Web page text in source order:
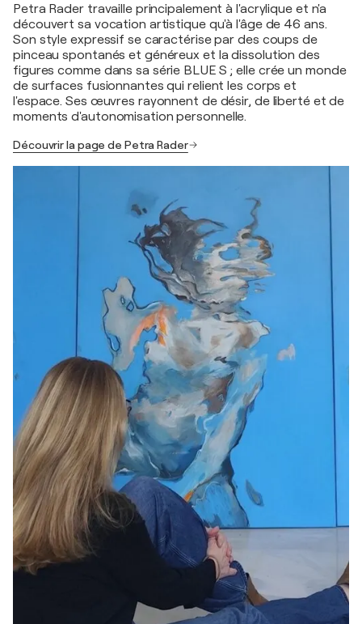
Petra Rader travaille principalement à l'acrylique et n'a
découvert sa vocation artistique qu'à l'âge de 46 ans.
Son style expressif se caractérise par des coups de
pinceau spontanés et généreux et la dissolution des
figures comme dans sa série BLUE S ; elle crée un monde
de surfaces fusionnantes qui relient les corps et
l'espace. Ses œuvres rayonnent de désir, de liberté et de
moments d'autonomisation personnelle.
Découvrir la page de Petra Rader